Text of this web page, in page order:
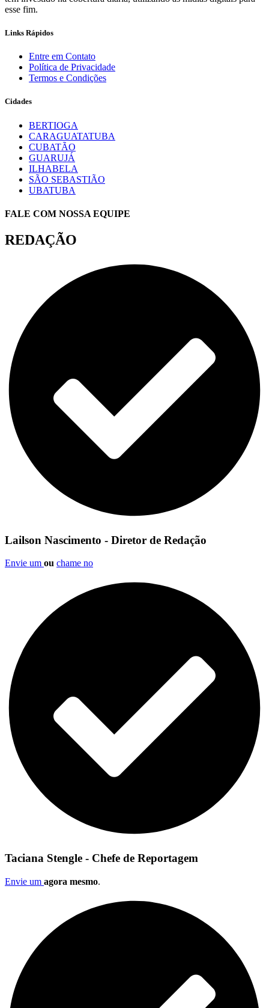
esse fim.
Links Rápidos
Entre em Contato
Política de Privacidade
Termos e Condições
Cidades
BERTIOGA
CARAGUATATUBA
CUBATÃO
GUARUJÁ
ILHABELA
SÃO SEBASTIÃO
UBATUBA
FALE COM NOSSA EQUIPE
REDAÇÃO
Lailson Nascimento - Diretor de Redação
Envie um ou chame no
Taciana Stengle - Chefe de Reportagem
Envie um agora mesmo.